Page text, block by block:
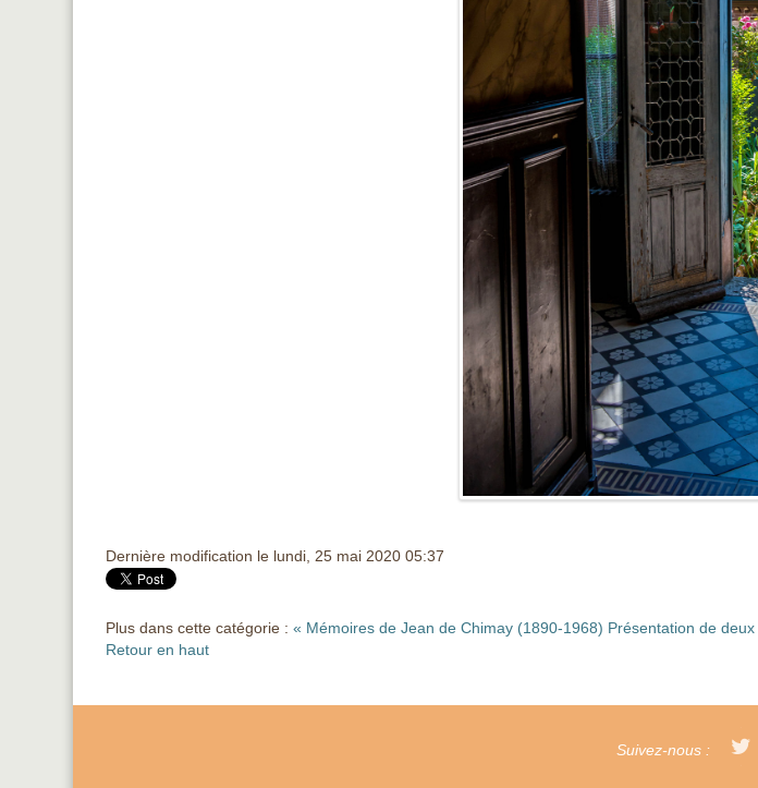
Dernière modification le lundi, 25 mai 2020 05:37
Plus dans cette catégorie :« Mémoires de Jean de Chimay (1890-1968) Présentation de
Retour en haut
Suivez-nous :